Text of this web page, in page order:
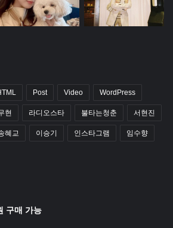
Post Video WordPress
현 라디오스타 불타는청춘 서현진
혜교 이승기 인스타그램 임수향
구매 가능